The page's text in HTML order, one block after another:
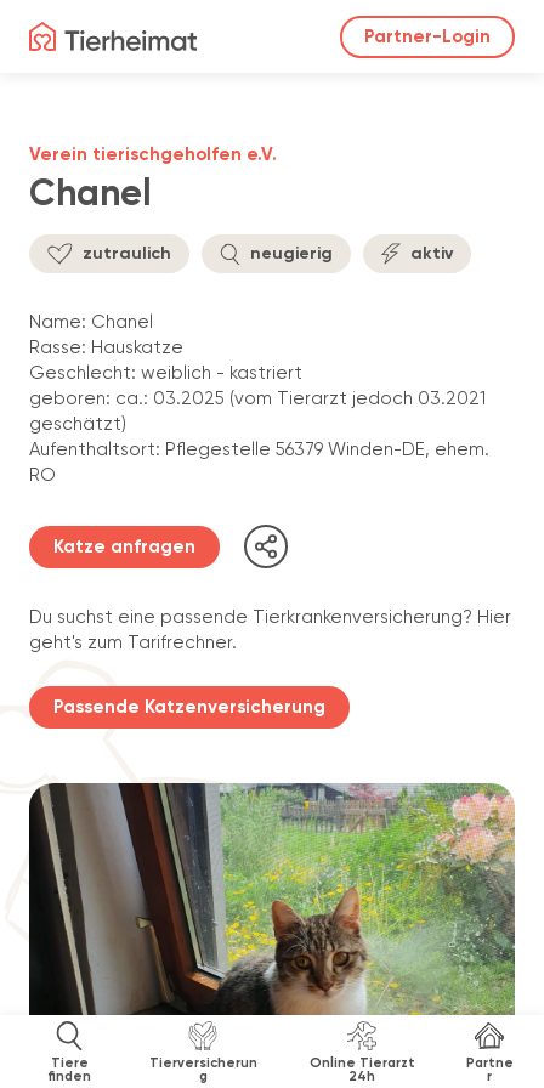
Partner-Login
Tiere
finden
Tierversicherun
g
Online Tierarzt
24h
Partne
r
Chanel
Verein tierischgeholfen e.V.
zutraulich neugierig aktiv
Name: Chanel
Rasse: Hauskatze
Geschlecht: weiblich - kastriert
geboren: ca.: 03.2025 (vom Tierarzt jedoch 03.2021
geschätzt)
Aufenthaltsort: Pflegestelle 56379 Winden-DE, ehem.
RO
Katze anfragen
Du suchst eine passende Tierkrankenversicherung? Hier
geht's zum Tarifrechner.
Passende Katzenversicherung